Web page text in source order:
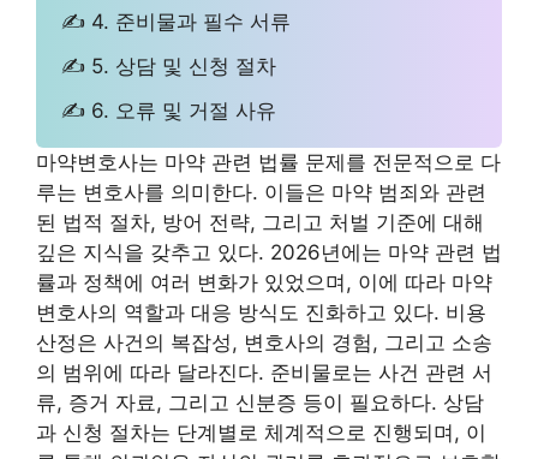
✍ 4. 준비물과 필수 서류
✍ 5. 상담 및 신청 절차
✍ 6. 오류 및 거절 사유
마약변호사는 마약 관련 법률 문제를 전문적으로 다
루는 변호사를 의미한다. 이들은 마약 범죄와 관련
된 법적 절차, 방어 전략, 그리고 처벌 기준에 대해
깊은 지식을 갖추고 있다. 2026년에는 마약 관련 법
률과 정책에 여러 변화가 있었으며, 이에 따라 마약
변호사의 역할과 대응 방식도 진화하고 있다. 비용
산정은 사건의 복잡성, 변호사의 경험, 그리고 소송
의 범위에 따라 달라진다. 준비물로는 사건 관련 서
류, 증거 자료, 그리고 신분증 등이 필요하다. 상담
과 신청 절차는 단계별로 체계적으로 진행되며, 이